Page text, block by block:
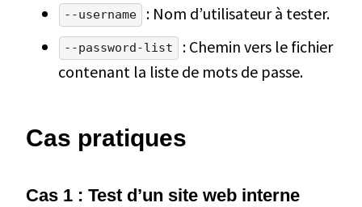
--username : Nom d’utilisateur à tester.
--password-list
: Chemin vers le fichier
contenant la liste de mots de passe.
Cas pratiques
Cas 1 : Test d’un site web interne